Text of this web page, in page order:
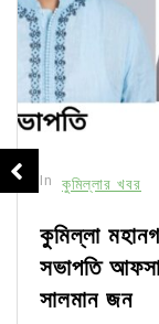
In কুমিল্লার খবর
কুমিল্লা
সভাপতি
সালমান জন